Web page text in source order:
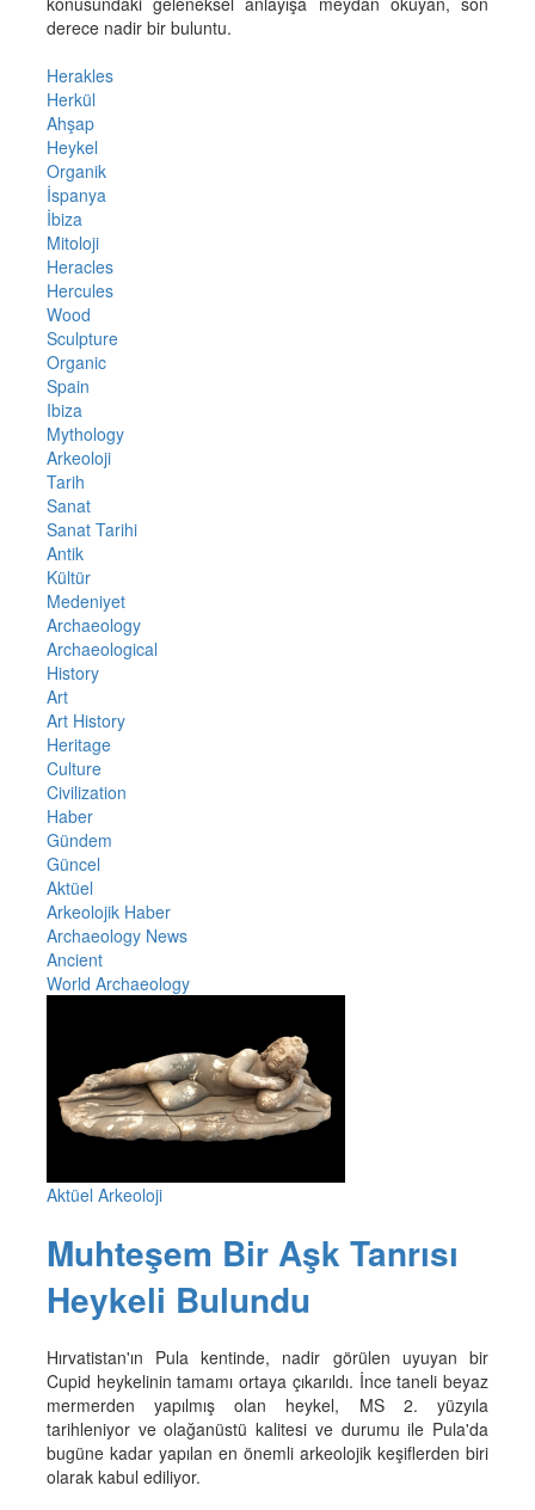
derece nadir bir buluntu.
Herakles
Herkül
Ahşap
Heykel
Organik
İspanya
İbiza
Mitoloji
Heracles
Hercules
Wood
Sculpture
Organic
Spain
Ibiza
Mythology
Arkeoloji
Tarih
Sanat
Sanat Tarihi
Antik
Kültür
Medeniyet
Archaeology
Archaeological
History
Art
Art History
Heritage
Culture
Civilization
Haber
Gündem
Güncel
Aktüel
Arkeolojik Haber
Archaeology News
Ancient
World Archaeology
Aktüel Arkeoloji
Muhteşem Bir Aşk Tanrısı
Heykeli Bulundu
Hırvatistan'ın Pula kentinde, nadir görülen uyuyan bir
Cupid heykelinin tamamı ortaya çıkarıldı. İnce taneli beyaz
mermerden yapılmış olan heykel, MS 2. yüzyıla
tarihleniyor ve olağanüstü kalitesi ve durumu ile Pula'da
bugüne kadar yapılan en önemli arkeolojik keşiflerden biri
olarak kabul ediliyor.